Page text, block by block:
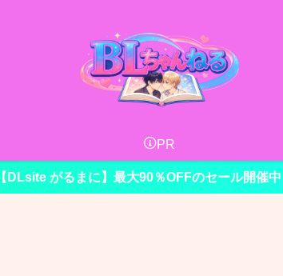
PR
【DLsite がるまに】最大90％OFFのセール開催